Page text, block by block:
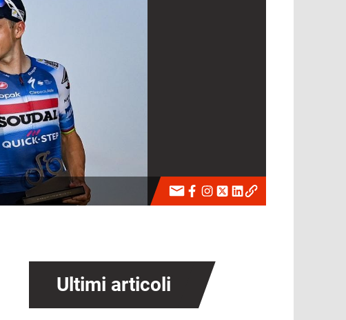
Ultimi articoli